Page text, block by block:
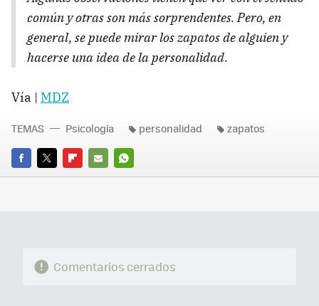
común y otras son más sorprendentes. Pero, en
general, se puede mirar los zapatos de alguien y
hacerse una idea de la personalidad.
Vía | MDZ
FACEBOOK
TWITTERFLIPBOARD
E-
WHATSAPP
TEMAS Psicología personalidad zapatos
Comentarios cerrados